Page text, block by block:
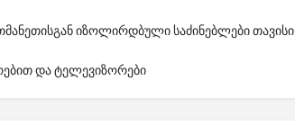
იზოლირდბული საძინებლები თავისი
და ტელევიზორები